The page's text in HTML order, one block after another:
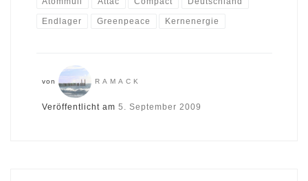
Endlager Greenpeace Kernenergie
von RAMACK
Veröffentlicht am 5. September 2009